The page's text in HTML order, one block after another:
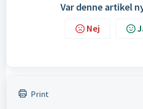
Var denne artikel
Nej
Print